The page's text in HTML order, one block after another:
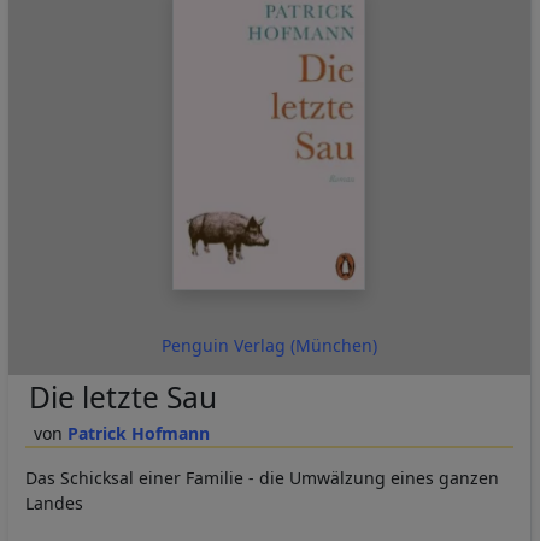
Penguin Verlag (München)
Patrick Hofmann
Die letzte Sau
Das Schicksal einer Familie - die Umwälzung eines ganzen
Landes